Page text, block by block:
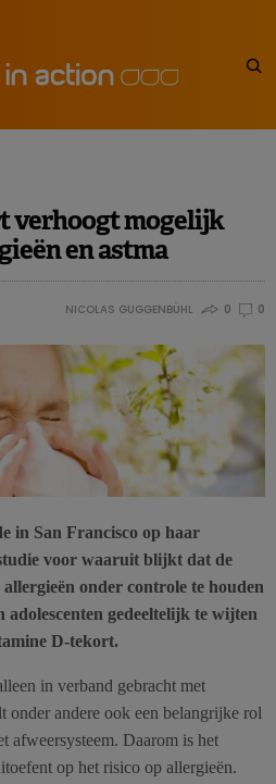
verhoogt mogelijk
en astma
NICOLAS GUGGENBÜHL 0 0
in San Francisco op haar
voor waaruit blijkt dat de
onder controle te houden
gedeeltelijk te wijten
D-tekort.
in verband gebracht met
onder andere ook een belangrijke rol
afweersysteem. Daarom is het
op het risico op allergieën.